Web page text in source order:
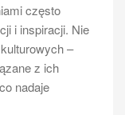
często
i inspiracji. Nie
–
z ich
nadaje